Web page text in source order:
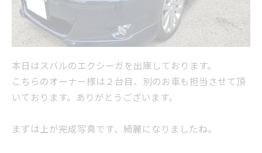
本日はスバルのエクシーガを出庫しております。
こちらのオーナー様は２台目、別のお車も担当させて頂
いております。ありがとうございます。
まずは上が完成写真です、綺麗になりましたね。